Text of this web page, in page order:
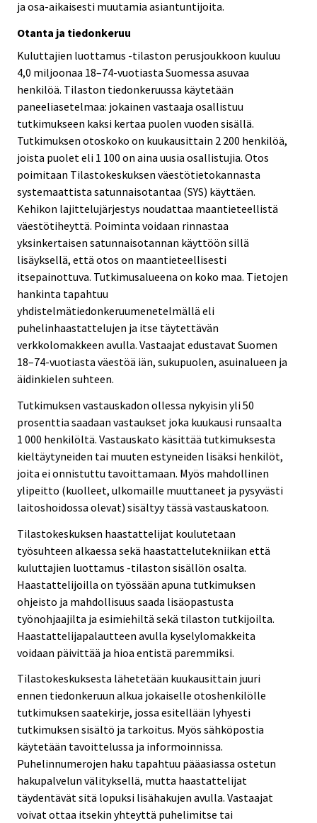
ja osa-aikaisesti muutamia asiantuntijoita.
Otanta ja tiedonkeruu
Kuluttajien luottamus -tilaston perusjoukkoon kuuluu
4,0 miljoonaa 18–74-vuotiasta Suomessa asuvaa
henkilöä. Tilaston tiedonkeruussa käytetään
paneeliasetelmaa: jokainen vastaaja osallistuu
tutkimukseen kaksi kertaa puolen vuoden sisällä.
Tutkimuksen otoskoko on kuukausittain 2 200 henkilöä,
joista puolet eli 1 100 on aina uusia osallistujia. Otos
poimitaan Tilastokeskuksen väestötietokannasta
systemaattista satunnaisotantaa (SYS) käyttäen.
Kehikon lajittelujärjestys noudattaa maantieteellistä
väestötiheyttä. Poiminta voidaan rinnastaa
yksinkertaisen satunnaisotannan käyttöön sillä
lisäyksellä, että otos on maantieteellisesti
itsepainottuva. Tutkimusalueena on koko maa. Tietojen
hankinta tapahtuu
yhdistelmätiedonkeruumenetelmällä eli
puhelinhaastattelujen ja itse täytettävän
verkkolomakkeen avulla. Vastaajat edustavat Suomen
18–74-vuotiasta väestöä iän, sukupuolen, asuinalueen ja
äidinkielen suhteen.
Tutkimuksen vastauskadon ollessa nykyisin yli 50
prosenttia saadaan vastaukset joka kuukausi runsaalta
1 000 henkilöltä. Vastauskato käsittää tutkimuksesta
kieltäytyneiden tai muuten estyneiden lisäksi henkilöt,
joita ei onnistuttu tavoittamaan. Myös mahdollinen
ylipeitto (kuolleet, ulkomaille muuttaneet ja pysyvästi
laitoshoidossa olevat) sisältyy tässä vastauskatoon.
Tilastokeskuksen haastattelijat koulutetaan
työsuhteen alkaessa sekä haastattelutekniikan että
kuluttajien luottamus -tilaston sisällön osalta.
Haastattelijoilla on työssään apuna tutkimuksen
ohjeisto ja mahdollisuus saada lisäopastusta
työnohjaajilta ja esimiehiltä sekä tilaston tutkijoilta.
Haastattelijapalautteen avulla kyselylomakkeita
voidaan päivittää ja hioa entistä paremmiksi.
Tilastokeskuksesta lähetetään kuukausittain juuri
ennen tiedonkeruun alkua jokaiselle otoshenkilölle
tutkimuksen saatekirje, jossa esitellään lyhyesti
tutkimuksen sisältö ja tarkoitus. Myös sähköpostia
käytetään tavoittelussa ja informoinnissa.
Puhelinnumerojen haku tapahtuu pääasiassa ostetun
hakupalvelun välityksellä, mutta haastattelijat
täydentävät sitä lopuksi lisähakujen avulla. Vastaajat
voivat ottaa itsekin yhteyttä puhelimitse tai